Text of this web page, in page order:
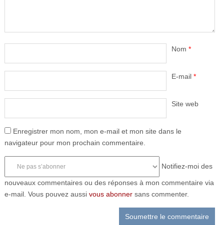
Nom *
E-mail *
Site web
Enregistrer mon nom, mon e-mail et mon site dans le
navigateur pour mon prochain commentaire.
Notifiez-moi des
nouveaux commentaires ou des réponses à mon commentaire via
e-mail. Vous pouvez aussi vous abonnersans commenter.